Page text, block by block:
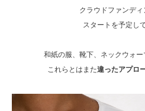
クラウドファンデ
スタートを予定し
和紙の服、靴下、ネックウォー
これらとはまた違ったアプロ